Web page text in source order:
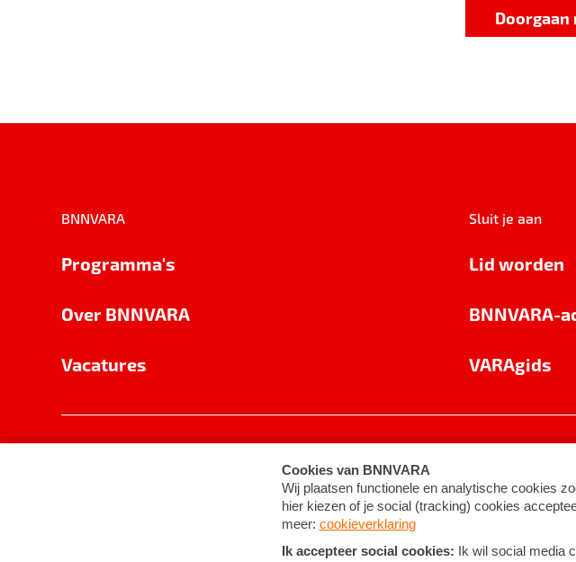
Doorgaan
BNNVARA
Programma's
Over BNNVARA
Vacatures
Sluit je aan
Lid worden
BNNVARA-
VARAgids
Cookie-instellingen Algemene voorwaarden ©2026